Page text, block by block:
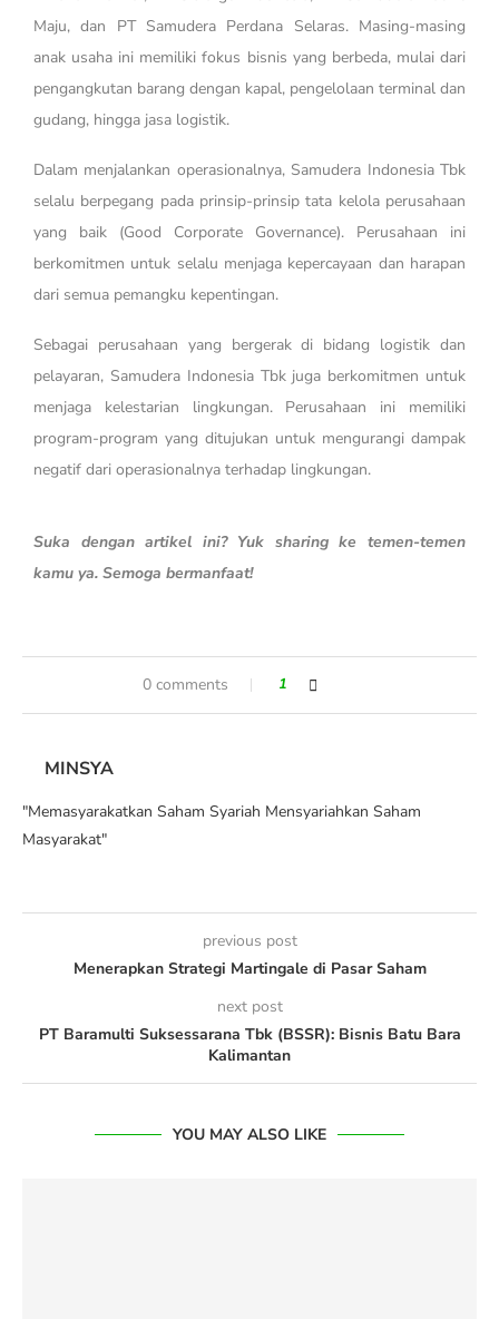
Maju, dan PT Samudera Perdana Selaras. Masing-masing
anak usaha ini memiliki fokus bisnis yang berbeda, mulai dari
pengangkutan barang dengan kapal, pengelolaan terminal dan
gudang, hingga jasa logistik.
Dalam menjalankan operasionalnya, Samudera Indonesia Tbk
selalu berpegang pada prinsip-prinsip tata kelola perusahaan
yang baik (Good Corporate Governance). Perusahaan ini
berkomitmen untuk selalu menjaga kepercayaan dan harapan
dari semua pemangku kepentingan.
Sebagai perusahaan yang bergerak di bidang logistik dan
pelayaran, Samudera Indonesia Tbk juga berkomitmen untuk
menjaga kelestarian lingkungan. Perusahaan ini memiliki
program-program yang ditujukan untuk mengurangi dampak
negatif dari operasionalnya terhadap lingkungan.
Suka dengan artikel ini? Yuk sharing ke temen-temen
kamu ya. Semoga bermanfaat!
0 comments 1
MINSYA
"Memasyarakatkan Saham Syariah Mensyariahkan Saham
Masyarakat"
previous post
Menerapkan Strategi Martingale di Pasar Saham
next post
PT Baramulti Suksessarana Tbk (BSSR): Bisnis Batu Bara
Kalimantan
YOU MAY ALSO LIKE